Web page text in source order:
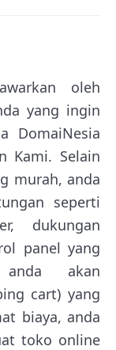
oleh
yang ingin
DomaiNesia
Kami. Selain
murah, anda
seperti
dukungan
panel yang
akan
cart) yang
biaya, anda
toko online